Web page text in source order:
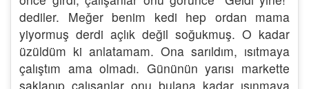
dediler. Meğer benim kedi hep ordan mama
yiyormuş derdi açlık değil soğukmuş. O kadar
üzüldüm ki anlatamam. Ona sarıldım, ısıtmaya
çalıştım ama olmadı. Gününün yarısı markette
saklanıp çalışanlar onu bulana kadar ısınmaya